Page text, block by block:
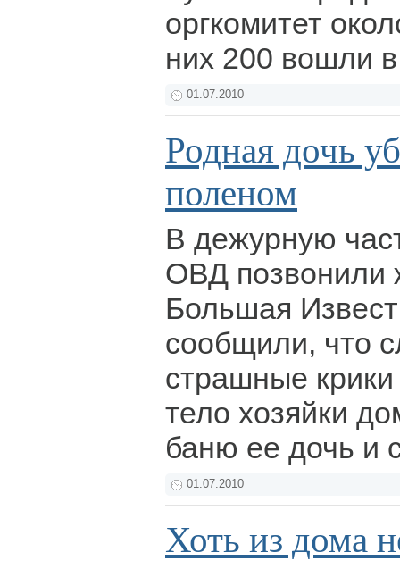
оргкомитет
них 200 вошли
01.07.2010
Родная дочь
поленом
В дежурную
ОВД позвонили
Большая
сообщили, что
страшные
тело хозяйки
баню ее дочь и
01.07.2010
Хоть из дома